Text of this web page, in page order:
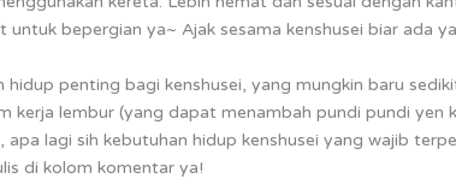
untuk bepergian ya~ Ajak sesama kenshusei biar ada
penting bagi kenshusei, yang mungkin baru
kerja lembur (yang dapat menambah pundi pundi yen
apa lagi sih kebutuhan hidup kenshusei yang wajib
di kolom komentar ya!